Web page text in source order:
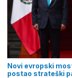
Novi evropski
postao strateški